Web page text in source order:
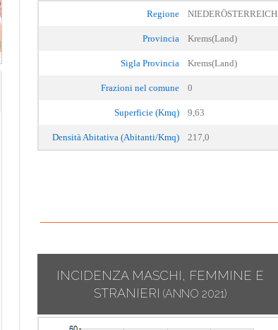
Regione NIEDERÖSTERREICH
Provincia Krems(Land)
Sigla Provincia Krems(Land)
Frazioni nel comune 0
Superficie (Kmq) 9,63
Densità Abitativa (Abitanti/Kmq) 217,0
INCIDENZA MASCHI, FEMMINE E
STRANIERI (ANNO 2021)